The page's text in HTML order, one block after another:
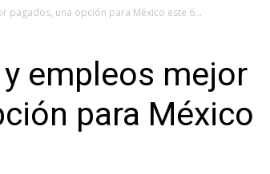
Evolución
pagados, una opción para México este 6...
empleos mejor
para México